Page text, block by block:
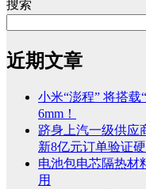
搜索
近期文章
小米“澎程” 将搭
6mm！
跻身上汽一级供应
新8亿元订单验证硬
电池包电芯隔热材
用